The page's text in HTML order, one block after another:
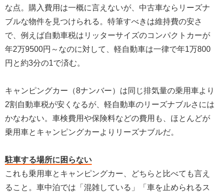
な点。購入費用は一概に言えないが、中古車ならリーズナ
ブルな物件を見つけられる。特筆すべきは維持費の安さ
で、例えば自動車税はリッターサイズのコンパクトカーが
年2万9500円～なのに対して、軽自動車は一律で年1万800
円と約3分の1で済む。
キャンピングカー（8ナンバー）は同じ排気量の乗用車より
2割自動車税が安くなるが、軽自動車のリーズナブルさには
かなわない。車検費用や保険料などの費用も、ほとんどが
乗用車とキャンピングカーよりリーズナブルだ。
駐車する場所に困らない
これも乗用車とキャンピングカー、どちらと比べても言え
ること。車中泊では「混雑している」「車を止められるス